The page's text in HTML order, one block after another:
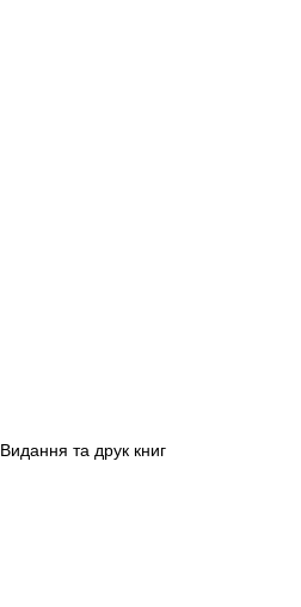
Видання та друк книг